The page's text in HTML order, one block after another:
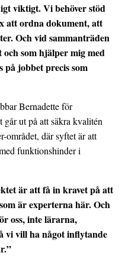
viktigt. Vi behöver stöd
att ordna dokument, att
Och vid sammanträden
som hjälper mig med
på jobbet precis som
Bernadette för
ut på att säkra kvalitén
området, där syftet är att
funktionshinder i
är att få in kravet på att
är experterna här. Och
oss, inte lärarna,
vi vill ha något inflytande